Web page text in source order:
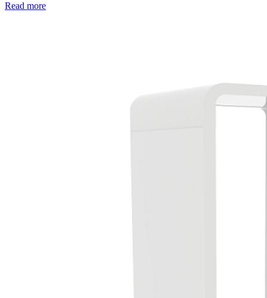
Read more